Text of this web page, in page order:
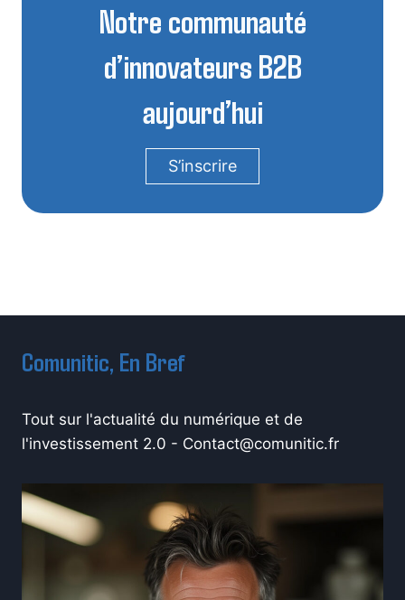
Notre communauté
d’innovateurs B2B
aujourd’hui
S’inscrire
Comunitic, En Bref
Tout sur l'actualité du numérique et de
l'investissement 2.0 - Contact@comunitic.fr